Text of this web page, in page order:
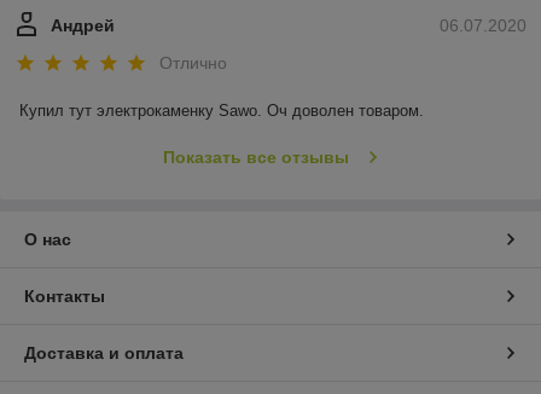
06.07.2020
Андрей
Отлично
Купил тут электрокаменку Sawo. Оч доволен товаром.
Показать все отзывы
О нас
Контакты
Доставка и оплата